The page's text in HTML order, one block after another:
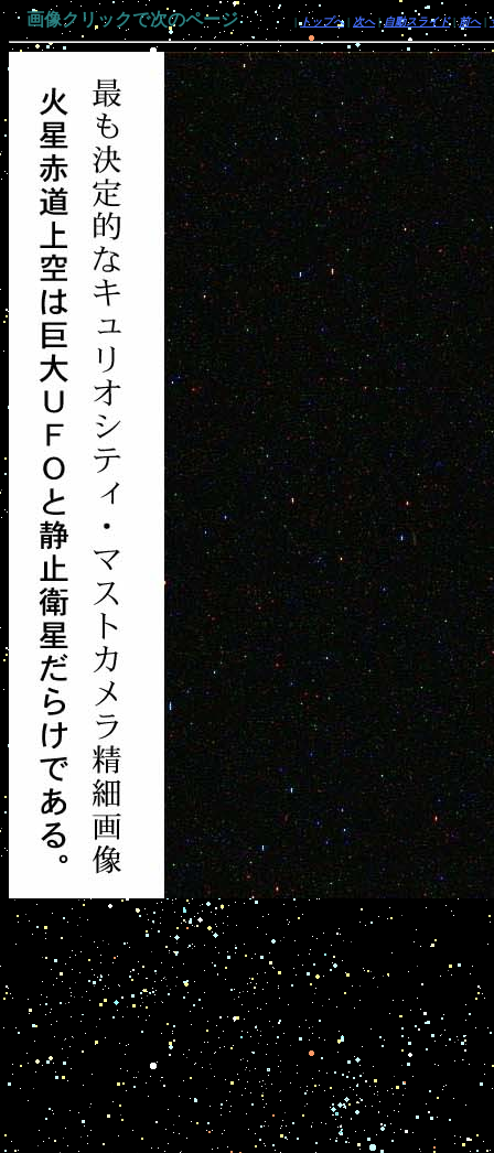
画像クリックで次のページ |トップへ| 次へ| 自動スライド|前へ|